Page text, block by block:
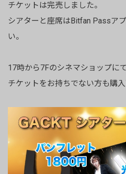
チケットは完売しました。
シアターと座席はBitfan Passア
い。
17時から7Fのシネマショップに
チケットをお持ちでない方も購入